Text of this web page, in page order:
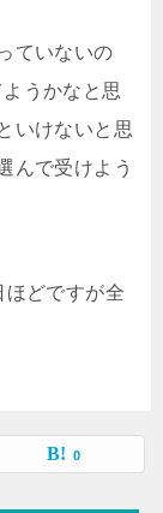
ていないの
うかなと思
いけないと思
んで受けよう
ほどですが全
0